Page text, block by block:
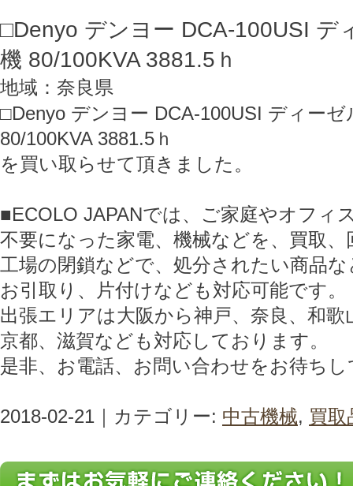
□Denyo デンヨー DCA-100USI デ
機 80/100KVA 3881.5ｈ
地域：奈良県
□Denyo デンヨー DCA-100USI ディー
80/100KVA 3881.5ｈ
を買い取らせて頂きました。
■ECOLO JAPANでは、ご家庭やオフィ
不要になった家電、機械などを、買取
工場の閉鎖などで、処分されたい商品な
お引取り、片付けなども対応可能です。
出張エリアは大阪から神戸、奈良、和歌
京都、滋賀なども対応しております。
是非、お電話、お問い合わせをお待ち
2018-02-21｜カテゴリー: 中古機械, 買取